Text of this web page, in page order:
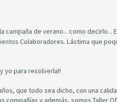
de verano... como decirlo...
Colaboradores. Lástima que
yo para resolverla!!
que todo sea dicho, con una
y además, somos Taller